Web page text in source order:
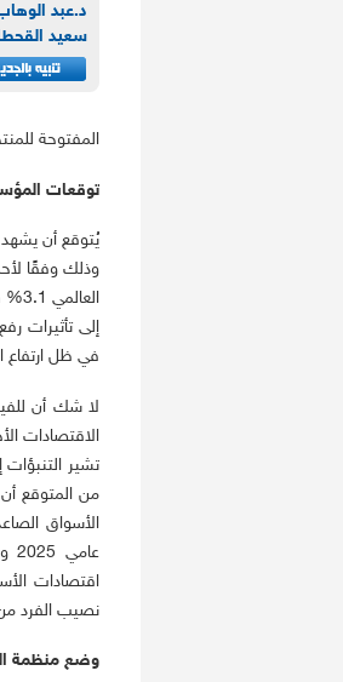
د.عبد
سعيد
المفتوحة
توقعات
يُتوقع أن
وذلك وفقًا
إلى تأثيرات
في ظل ارتفاع
لا شك أن
الاقتصادات
من المتوقع
اقتصادات
نصيب الفرد
وضع منظمة